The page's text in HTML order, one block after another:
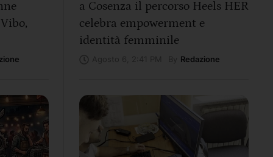
a Cosenza il percorso Heels HER
celebra empowerment e
identità femminile
Redazione